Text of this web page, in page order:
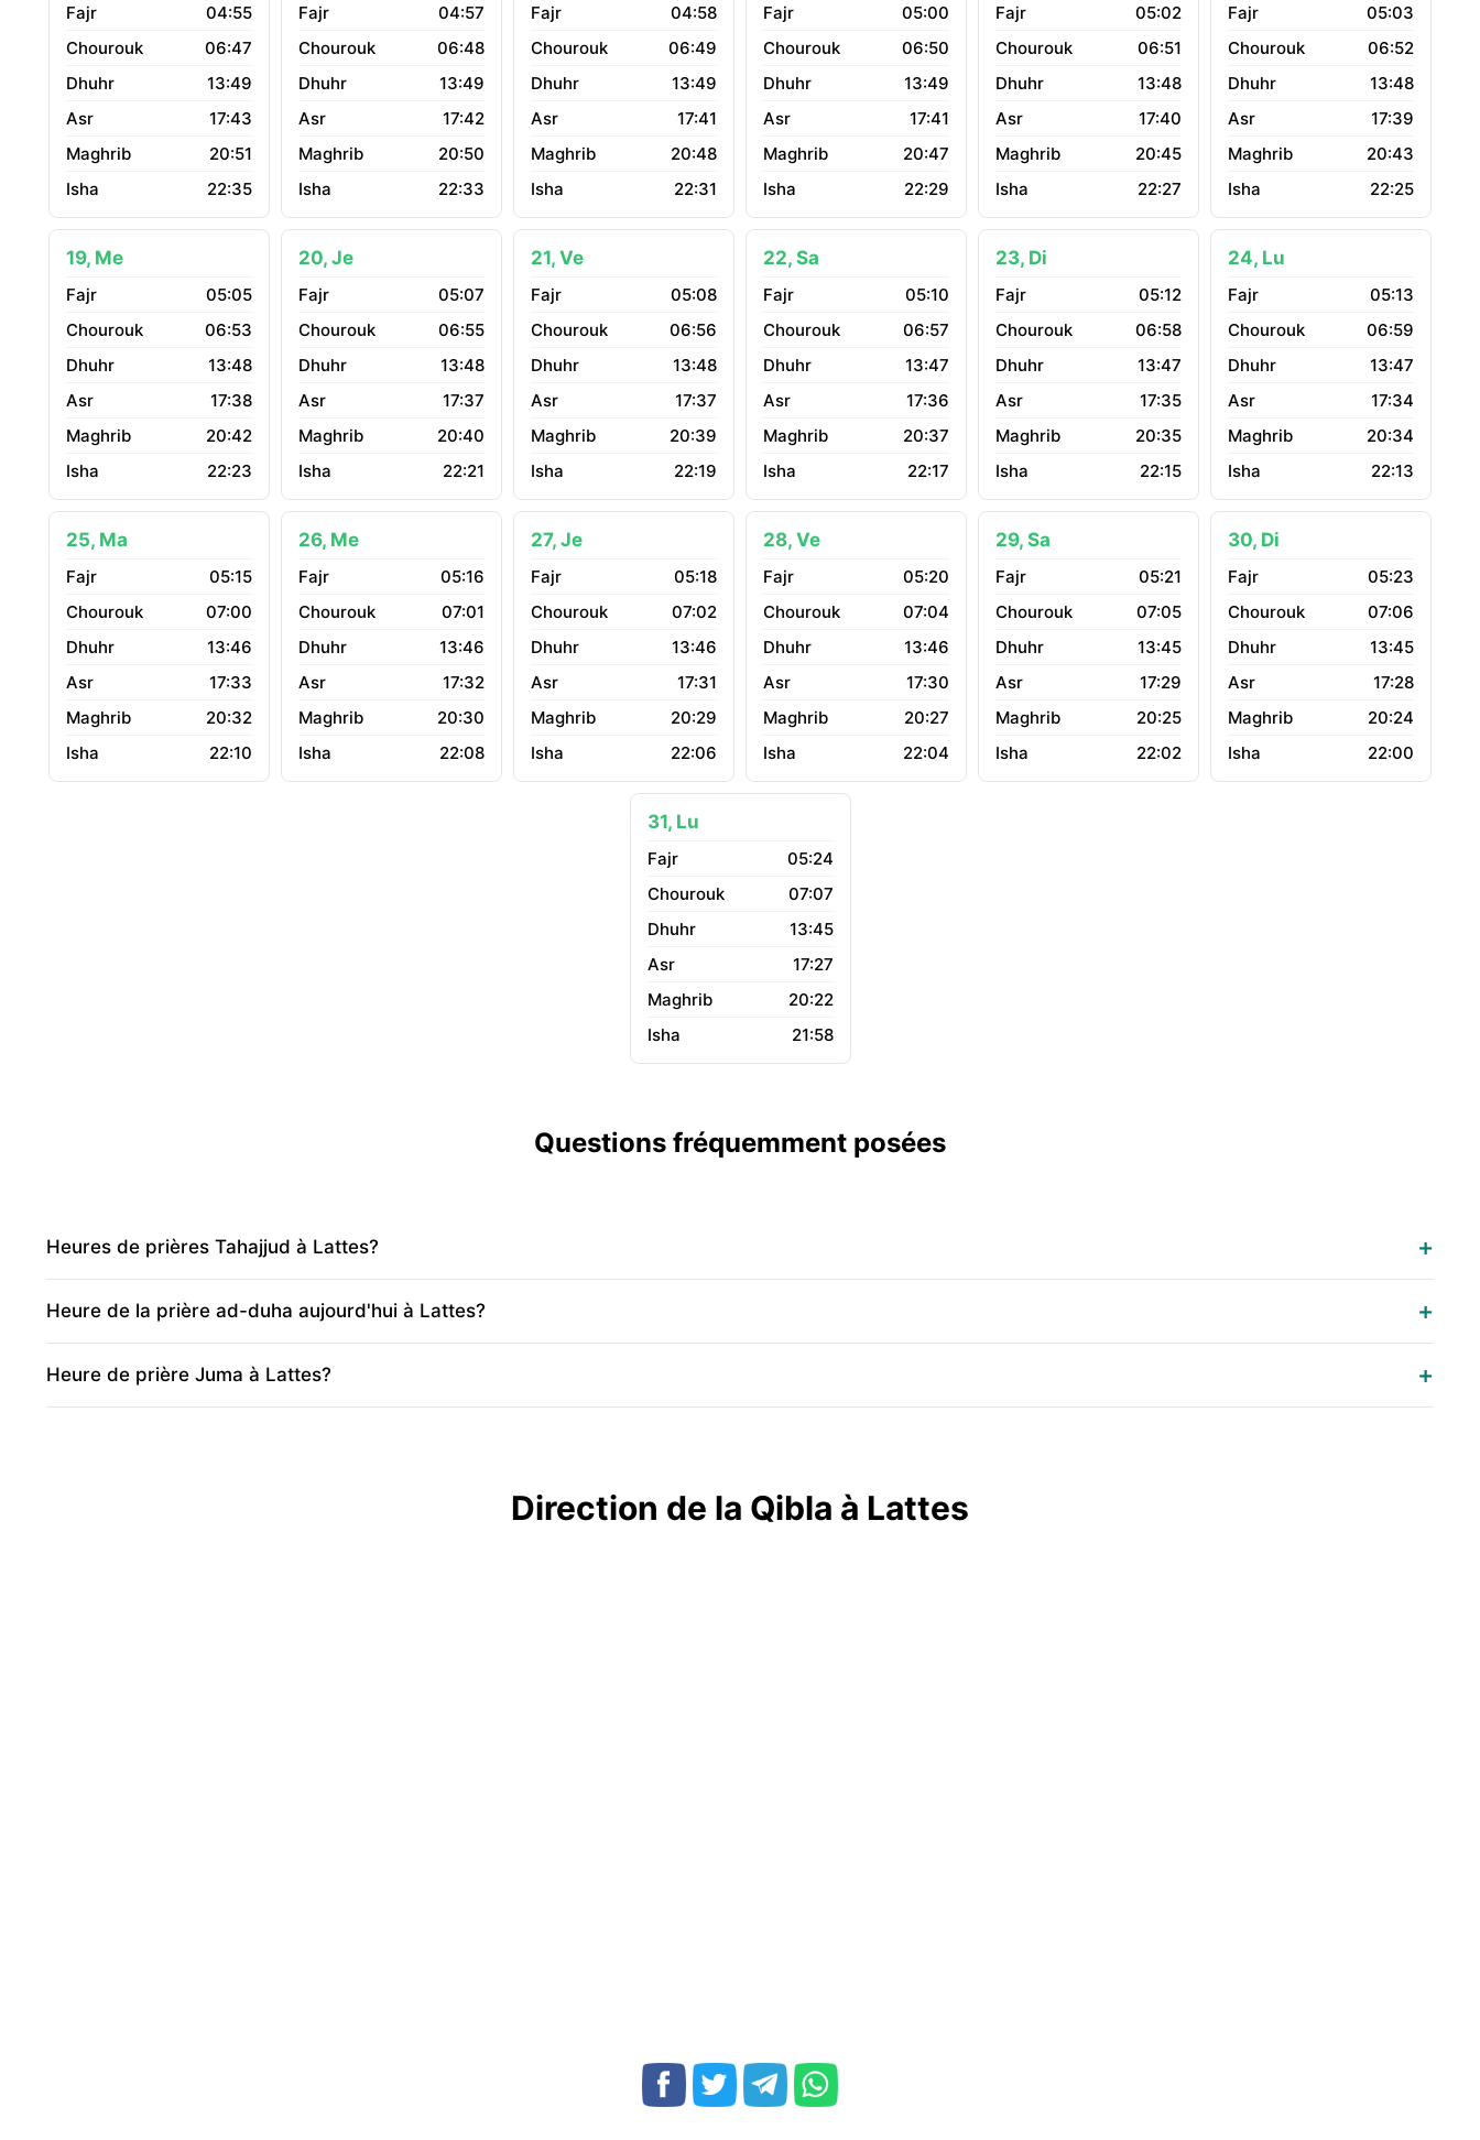
04:55
06:47
13:49
17:43
20:51
22:35
04:57
06:48
13:49
17:42
20:50
22:33
04:58
06:49
13:49
17:41
20:48
22:31
05:00
06:50
13:49
17:41
20:47
22:29
05:02
06:51
13:48
17:40
20:45
22:27
05:03
06:52
13:48
17:39
20:43
22:25
19, Me
05:05
06:53
13:48
17:38
20:42
22:23
20, Je
05:07
06:55
13:48
17:37
20:40
22:21
21, Ve
05:08
06:56
13:48
17:37
20:39
22:19
22, Sa
05:10
06:57
13:47
17:36
20:37
22:17
23, Di
05:12
06:58
13:47
17:35
20:35
22:15
24, Lu
05:13
06:59
13:47
17:34
20:34
22:13
25, Ma
05:15
07:00
13:46
17:33
20:32
22:10
26, Me
05:16
07:01
13:46
17:32
20:30
22:08
27, Je
05:18
07:02
13:46
17:31
20:29
22:06
28, Ve
05:20
07:04
13:46
17:30
20:27
22:04
29, Sa
05:21
07:05
13:45
17:29
20:25
22:02
30, Di
05:23
07:06
13:45
17:28
20:24
22:00
31, Lu
05:24
07:07
13:45
17:27
20:22
21:58
Questions fréquemment posées
Heures de prières Tahajjud à Lattes?
Heure de la prière ad-duha aujourd'hui à Lattes?
Heure de prière Juma à Lattes?
Direction de la Qibla à Lattes